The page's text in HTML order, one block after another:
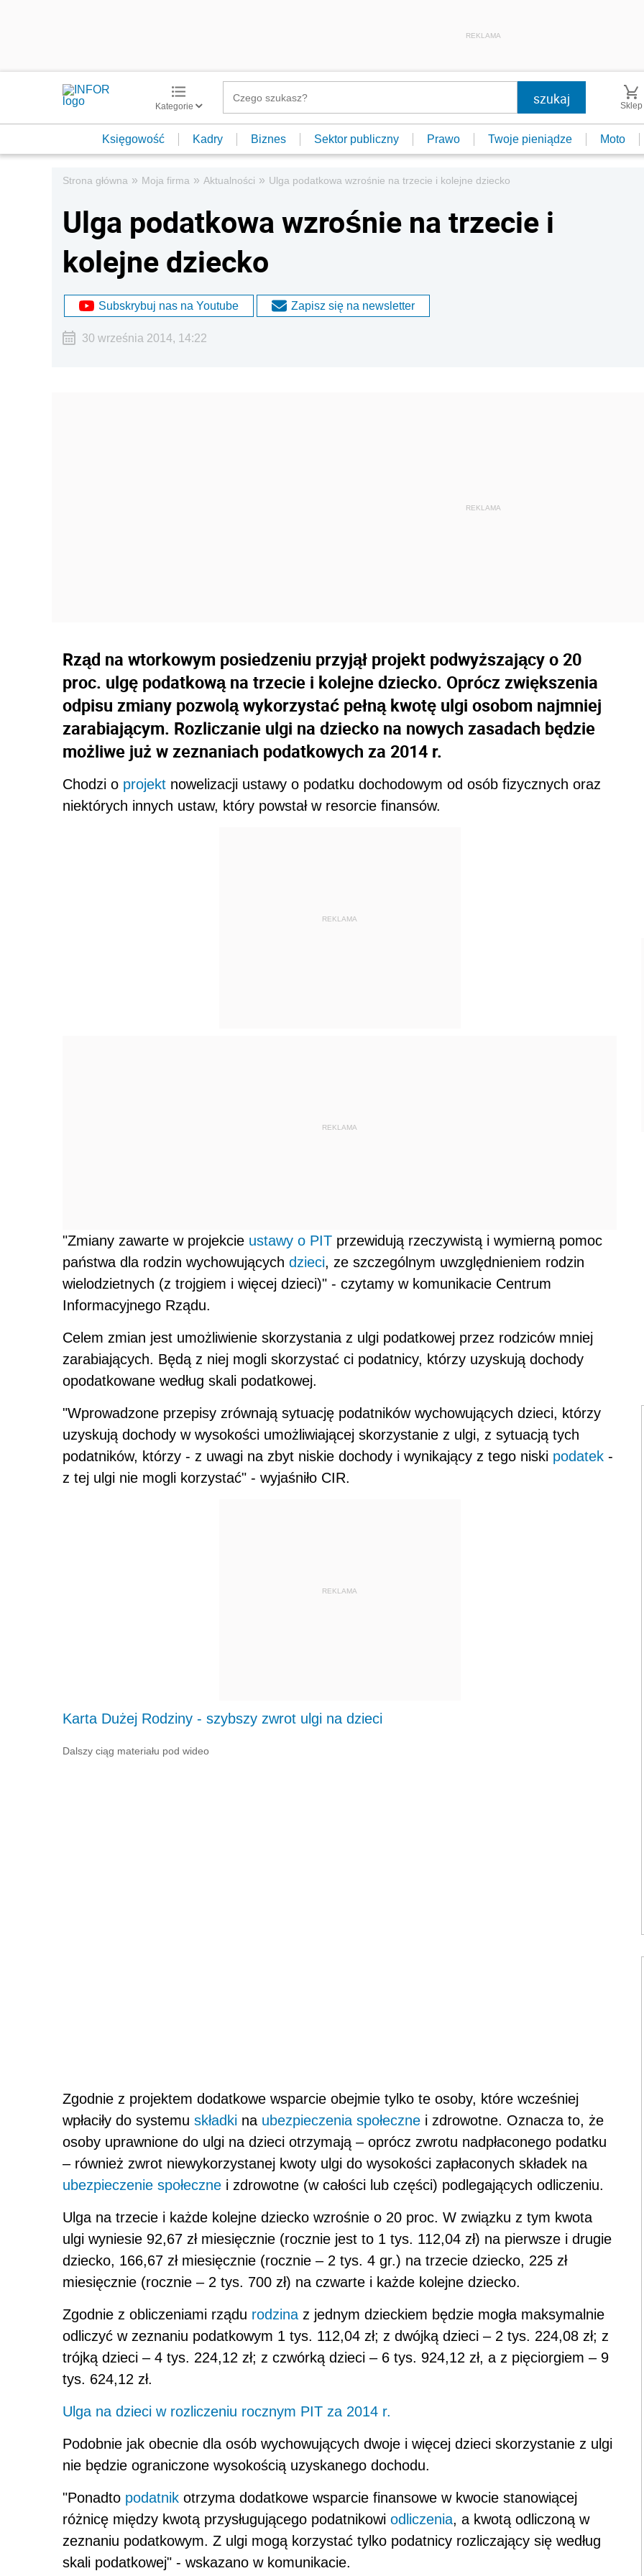
REKLAMA
Kategorie Sklep
Księgowość Kadry Biznes Sektor publiczny Prawo Twoje pieniądze Moto
Strona główna » Moja firma » Aktualności » Ulga podatkowa wzrośnie na trzecie i kolejne dziecko
Ulga podatkowa wzrośnie na trzecie i
kolejne dziecko
Subskrybuj nas na Youtube Zapisz się na newsletter
30 września 2014, 14:22
Rząd na wtorkowym posiedzeniu przyjął projekt podwyższający o 20
proc. ulgę podatkową na trzecie i kolejne dziecko. Oprócz zwiększenia
odpisu zmiany pozwolą wykorzystać pełną kwotę ulgi osobom najmniej
zarabiającym. Rozliczanie ulgi na dziecko na nowych zasadach będzie
możliwe już w zeznaniach podatkowych za 2014 r.
Chodzi o projekt nowelizacji ustawy o podatku dochodowym od osób fizycznych oraz
niektórych innych ustaw, który powstał w resorcie finansów.
REKLAMA
REKLAMA
"Zmiany zawarte w projekcie ustawy o PIT przewidują rzeczywistą i wymierną pomoc
państwa dla rodzin wychowujących dzieci, ze szczególnym uwzględnieniem rodzin
wielodzietnych (z trojgiem i więcej dzieci)" - czytamy w komunikacie Centrum
Informacyjnego Rządu.
Celem zmian jest umożliwienie skorzystania z ulgi podatkowej przez rodziców mniej
zarabiających. Będą z niej mogli skorzystać ci podatnicy, którzy uzyskują dochody
opodatkowane według skali podatkowej.
"Wprowadzone przepisy zrównają sytuację podatników wychowujących dzieci, którzy
uzyskują dochody w wysokości umożliwiającej skorzystanie z ulgi, z sytuacją tych
podatników, którzy - z uwagi na zbyt niskie dochody i wynikający z tego niski podatek -
z tej ulgi nie mogli korzystać" - wyjaśniło CIR.
REKLAMA
Karta Dużej Rodziny - szybszy zwrot ulgi na dzieci
Dalszy ciąg materiału pod wideo
Zgodnie z projektem dodatkowe wsparcie obejmie tylko te osoby, które wcześniej
wpłaciły do systemu składki na ubezpieczenia społeczne i zdrowotne. Oznacza to, że
osoby uprawnione do ulgi na dzieci otrzymają – oprócz zwrotu nadpłaconego podatku
– również zwrot niewykorzystanej kwoty ulgi do wysokości zapłaconych składek na
ubezpieczenie społeczne i zdrowotne (w całości lub części) podlegających odliczeniu.
Ulga na trzecie i każde kolejne dziecko wzrośnie o 20 proc. W związku z tym kwota
ulgi wyniesie 92,67 zł miesięcznie (rocznie jest to 1 tys. 112,04 zł) na pierwsze i drugie
dziecko, 166,67 zł miesięcznie (rocznie – 2 tys. 4 gr.) na trzecie dziecko, 225 zł
miesięcznie (rocznie – 2 tys. 700 zł) na czwarte i każde kolejne dziecko.
Zgodnie z obliczeniami rządu rodzina z jednym dzieckiem będzie mogła maksymalnie
odliczyć w zeznaniu podatkowym 1 tys. 112,04 zł; z dwójką dzieci – 2 tys. 224,08 zł; z
trójką dzieci – 4 tys. 224,12 zł; z czwórką dzieci – 6 tys. 924,12 zł, a z pięciorgiem – 9
tys. 624,12 zł.
Ulga na dzieci w rozliczeniu rocznym PIT za 2014 r.
Podobnie jak obecnie dla osób wychowujących dwoje i więcej dzieci skorzystanie z ulgi
nie będzie ograniczone wysokością uzyskanego dochodu.
"Ponadto podatnik otrzyma dodatkowe wsparcie finansowe w kwocie stanowiącej
różnicę między kwotą przysługującego podatnikowi odliczenia, a kwotą odliczoną w
zeznaniu podatkowym. Z ulgi mogą korzystać tylko podatnicy rozliczający się według
skali podatkowej" - wskazano w komunikacie.